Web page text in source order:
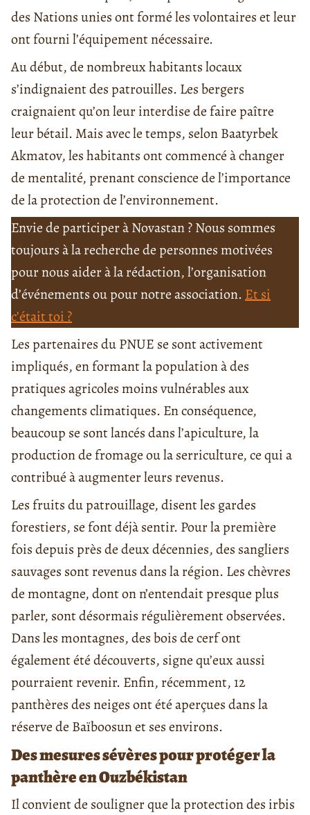
des Nations unies ont formé les volontaires et leur
ont fourni l’équipement nécessaire.
Au début, de nombreux habitants locaux
s’indignaient des patrouilles. Les bergers
craignaient qu’on leur interdise de faire paître
leur bétail. Mais avec le temps, selon Baatyrbek
Akmatov, les habitants ont commencé à changer
de mentalité, prenant conscience de l’importance
de la protection de l’environnement.
Envie de participer à Novastan ? Nous sommes
toujours à la recherche de personnes motivées
pour nous aider à la rédaction, l’organisation
d’événements ou pour notre association. Et si
c’était toi ?
Les partenaires du PNUE se sont activement
impliqués, en formant la population à des
pratiques agricoles moins vulnérables aux
changements climatiques. En conséquence,
beaucoup se sont lancés dans l’apiculture, la
production de fromage ou la serriculture, ce qui a
contribué à augmenter leurs revenus.
Les fruits du patrouillage, disent les gardes
forestiers, se font déjà sentir. Pour la première
fois depuis près de deux décennies, des sangliers
sauvages sont revenus dans la région. Les chèvres
de montagne, dont on n’entendait presque plus
parler, sont désormais régulièrement observées.
Dans les montagnes, des bois de cerf ont
également été découverts, signe qu’eux aussi
pourraient revenir. Enfin, récemment, 12
panthères des neiges ont été aperçues dans la
réserve de Baïboosun et ses environs.
Des mesures sévères pour protéger la
panthère en Ouzbékistan
Il convient de souligner que la protection des irbis